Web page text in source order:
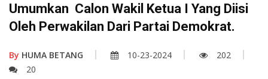
Umumkan Calon Wakil Ketua I Yang Diisi
Oleh Perwakilan Dari Partai Demokrat.
By HUMA BETANG 10-23-2024
202
20